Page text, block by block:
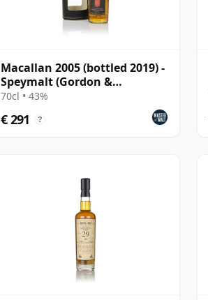
Macallan 2005 (bottled 2019) -
Speymalt (Gordon &
MacPhail)
70cl • 43%
€ 291 ?